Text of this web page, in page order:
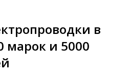
в
марок и 5000